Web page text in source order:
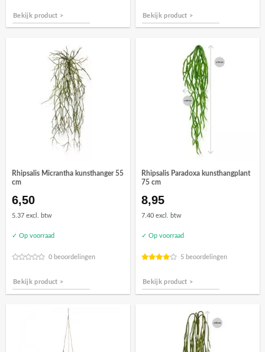
Bekijk product > Bekijk product >
Rhipsalis Micrantha kunsthanger 55
cm
6,50
5.37 excl. btw
✓ Op voorraad
0 beoordelingen
Bekijk product >
Rhipsalis Paradoxa kunsthangplant
75 cm
8,95
7.40 excl. btw
✓ Op voorraad
5 beoordelingen
Bekijk product >